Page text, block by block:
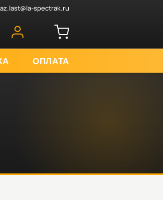
spectrak.ru
ОПЛАТА